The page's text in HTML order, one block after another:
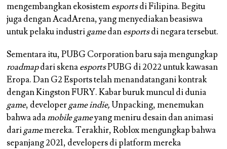
mengembangkan ekosistemesportsdi Filipina. Begitu
juga dengan AcadArena, yang menyediakan beasiswa
untuk pelaku industrigamedanesportsdi negara tersebut.
Sementara itu, PUBG Corporation baru saja mengungkap
roadmapdari skenaesportsPUBG di 2022 untuk kawasan
Eropa. Dan G2 Esports telah menandatangani kontrak
dengan Kingston FURY. Kabar buruk muncul di dunia
game, developergame indie,Unpacking, menemukan
bahwa adamobile gameyang meniru desain dan animasi
darigamemereka. Terakhir, Roblox mengungkap bahwa
sepanjang 2021, developers di platform mereka